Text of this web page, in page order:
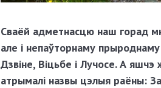
Сваёй адметнасцю наш горад
але і непаўторнаму
Дзвіне, Віцьбе і Лучосе. А яшчэ
атрымалі назвы цэлыя раёны: